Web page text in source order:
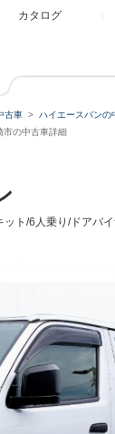
カタログ
古車 ハイエースバンの
市の中古車詳細
/6人乗り/ドアバ